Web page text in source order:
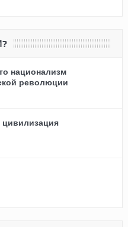
национализм
революции
цивилизация